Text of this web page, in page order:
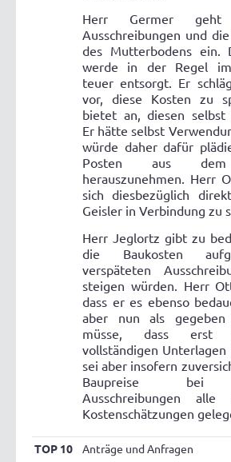
Herr Germer
Ausschreibungen und
des Mutterbodens ein.
werde in der Regel
teuer entsorgt. Er
vor, diese Kosten zu
bietet an, diesen selbst
Er hätte selbst
würde daher dafür
Posten aus dem
herauszunehmen. Herr
sich diesbezüglich
Geisler in Verbindung zu
Herr Jeglortz gibt zu
die Baukosten
verspäteten
steigen würden. Herr
dass er es ebenso
aber nun als gegeben
müsse, dass
vollständigen Unterlagen
sei aber insofern
Baupreise bei
Ausschreibungen
Kostenschätzungen
TOP 10
Anträge und Anfragen